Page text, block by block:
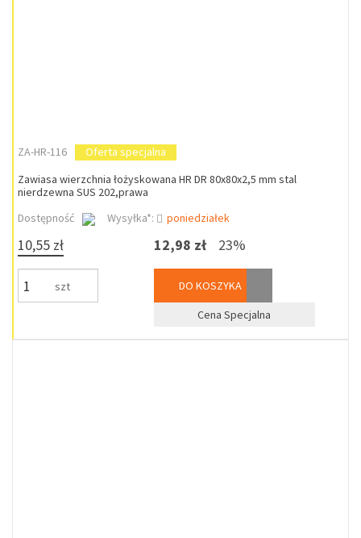
ZA-HR-116
Oferta specjalna
Zawiasa wierzchnia łożyskowana HR DR 80x80x2,5 mm stal
nierdzewna SUS 202,prawa
Dostępność
Wysyłka*: poniedziałek
10,55 zł
szt
12,98 zł 23%
DO KOSZYKA
Cena Specjalna